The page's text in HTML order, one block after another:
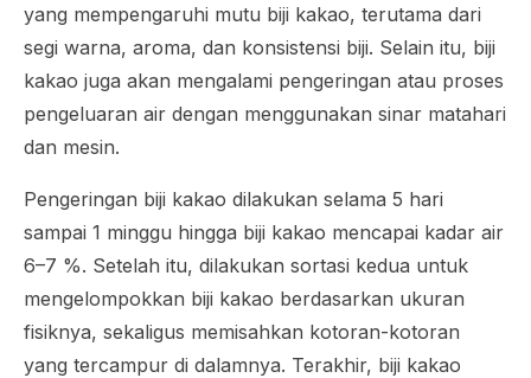
yang mempengaruhi mutu biji kakao, terutama dari
segi warna, aroma, dan konsistensi biji. Selain itu, biji
kakao juga akan mengalami pengeringan atau proses
pengeluaran air dengan menggunakan sinar matahari
dan mesin.
Pengeringan biji kakao dilakukan selama 5 hari
sampai 1 minggu hingga biji kakao mencapai kadar air
6–7 %. Setelah itu, dilakukan sortasi kedua untuk
mengelompokkan biji kakao berdasarkan ukuran
fisiknya, sekaligus memisahkan kotoran-kotoran
yang tercampur di dalamnya. Terakhir, biji kakao